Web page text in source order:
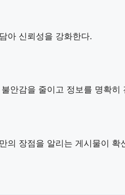
아 신뢰성을 강화한다.
안감을 줄이고 정보를 명확히
의 장점을 알리는 게시물이 확